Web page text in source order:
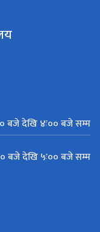
बजे देखि ४ः०० बजे सम्म
बजे देखि ५ः०० बजे सम्म